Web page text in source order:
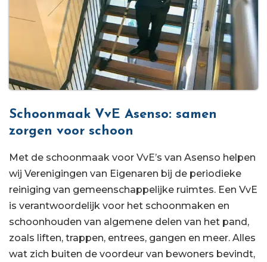
Schoonmaak VvE Asenso: samen
zorgen voor schoon
Met de schoonmaak voor VvE’s van Asenso helpen
wij Verenigingen van Eigenaren bij de periodieke
reiniging van gemeenschappelijke ruimtes. Een VvE
is verantwoordelijk voor het schoonmaken en
schoonhouden van algemene delen van het pand,
zoals liften, trappen, entrees, gangen en meer. Alles
wat zich buiten de voordeur van bewoners bevindt,